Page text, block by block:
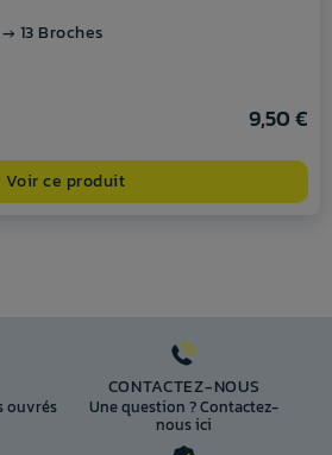
13 Broches
9,50 €
Voir ce produit
ouvrés
CONTACTEZ-NOUS
Une question ? Contactez-
nous ici